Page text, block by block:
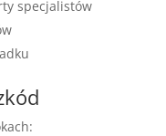
specjalistów